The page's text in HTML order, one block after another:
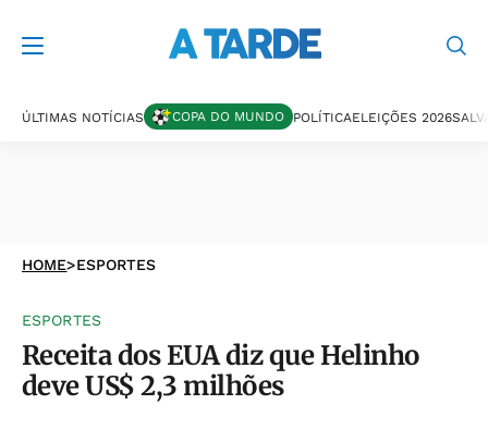
ÚLTIMAS NOTÍCIAS COPA DO MUNDO POLÍTICAELEIÇÕES 2026
HOME>ESPORTES
ESPORTES
Receita dos EUA diz que Helinho
deve US$ 2,3 milhões